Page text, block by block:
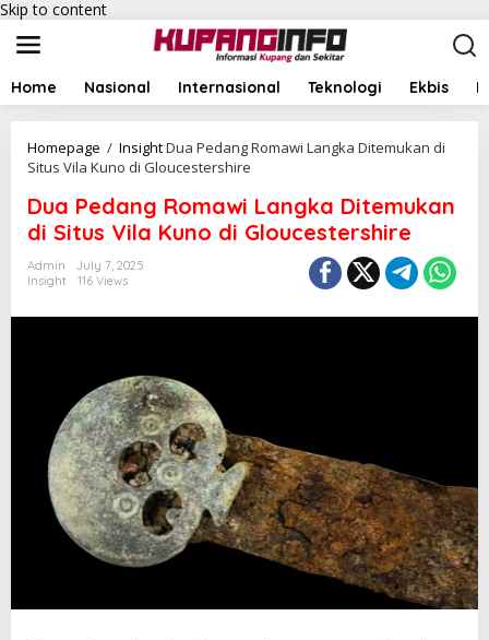
Skip to content
Home Nasional Internasional Teknologi Ekbis
Homepage / InsightDua Pedang Romawi Langka Ditemukan di
Situs Vila Kuno di Gloucestershire
Dua Pedang Romawi Langka Ditemukan
di Situs Vila Kuno di Gloucestershire
Admin
July 7, 2025
Insight
116 Views